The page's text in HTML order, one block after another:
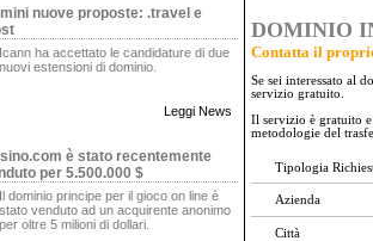
nuove proposte: .travel e
Icann ha accettato le candidature di due
nuovi estensioni di dominio.
Leggi News
è stato recentemente
per 5.500.000 $
Il dominio principe per il gioco on line è
stato venduto ad un acquirente anonimo
per oltre 5 milioni di dollari.
DOMINIO
Contatta il
Se sei interessato al
servizio gratuito.
Il servizio è gratuito
metodologie del
Tipologia
Azienda
Città